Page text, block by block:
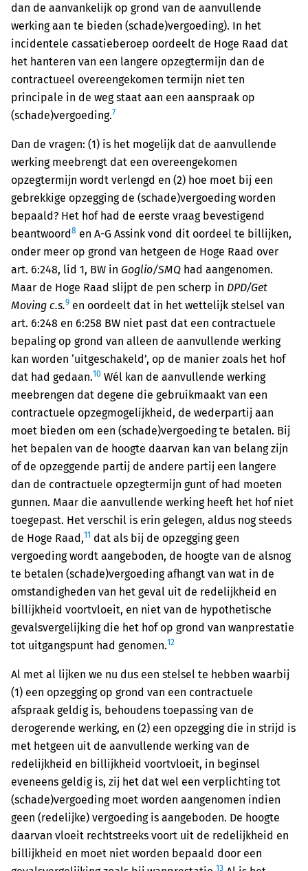
dan de aanvankelijk op grond van de aanvullende
werking aan te bieden (schade)vergoeding). In het
incidentele cassatieberoep oordeelt de Hoge Raad dat
het hanteren van een langere opzegtermijn dan de
contractueel overeengekomen termijn niet ten
principale in de weg staat aan een aanspraak op
(schade)vergoeding.7
Dan de vragen: (1) is het mogelijk dat de aanvullende
werking meebrengt dat een overeengekomen
opzegtermijn wordt verlengd en (2) hoe moet bij een
gebrekkige opzegging de (schade)vergoeding worden
bepaald? Het hof had de eerste vraag bevestigend
beantwoord8 en A-G Assink vond dit oordeel te billijken,
onder meer op grond van hetgeen de Hoge Raad over
art. 6:248, lid 1, BW in Goglio/SMQ had aangenomen.
Maar de Hoge Raad slijpt de pen scherp in DPD/Get
Moving c.s.9 en oordeelt dat in het wettelijk stelsel van
art. 6:248 en 6:258 BW niet past dat een contractuele
bepaling op grond van alleen de aanvullende werking
kan worden ‘uitgeschakeld’, op de manier zoals het hof
dat had gedaan.10 Wél kan de aanvullende werking
meebrengen dat degene die gebruikmaakt van een
contractuele opzegmogelijkheid, de wederpartij aan
moet bieden om een (schade)vergoeding te betalen. Bij
het bepalen van de hoogte daarvan kan van belang zijn
of de opzeggende partij de andere partij een langere
dan de contractuele opzegtermijn gunt of had moeten
gunnen. Maar die aanvullende werking heeft het hof niet
toegepast. Het verschil is erin gelegen, aldus nog steeds
de Hoge Raad,11 dat als bij de opzegging geen
vergoeding wordt aangeboden, de hoogte van de alsnog
te betalen (schade)vergoeding afhangt van wat in de
omstandigheden van het geval uit de redelijkheid en
billijkheid voortvloeit, en niet van de hypothetische
gevalsvergelijking die het hof op grond van wanprestatie
tot uitgangspunt had genomen.12
Al met al lijken we nu dus een stelsel te hebben waarbij
(1) een opzegging op grond van een contractuele
afspraak geldig is, behoudens toepassing van de
derogerende werking, en (2) een opzegging die in strijd is
met hetgeen uit de aanvullende werking van de
redelijkheid en billijkheid voortvloeit, in beginsel
eveneens geldig is, zij het dat wel een verplichting tot
(schade)vergoeding moet worden aangenomen indien
geen (redelijke) vergoeding is aangeboden. De hoogte
daarvan vloeit rechtstreeks voort uit de redelijkheid en
billijkheid en moet niet worden bepaald door een
13